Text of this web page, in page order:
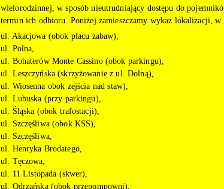
wielorodzinnej, w sposób nieutrudniający dostępu do
termin ich odbioru. Poniżej zamieszczamy wykaz lokalizacji,
ul. Akacjowa (obok placu zabaw),
ul. Polna,
ul. Bohaterów Monte Cassino (obok parkingu),
ul. Leszczyńska (skrzyżowanie z ul. Dolną),
ul. Wiosenna obok zejścia nad staw),
ul. Lubuska (przy parkingu),
ul. Śląska (obok trafostacji),
ul. Szczęśliwa (obok KSS),
ul. Szczęśliwa,
ul. Henryka Brodatego,
ul. Tęczowa,
ul. 11 Listopada (skwer),
ul. Odrzańska (obok przepompowni),